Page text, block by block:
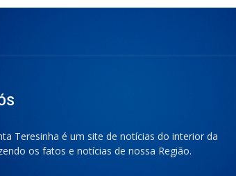
Teresinha é um site de notícias do interior da
os fatos e notícias de nossa Região.